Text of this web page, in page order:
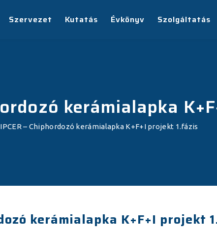
Szervezet Kutatás Évkönyv Szolgáltatás
kerámialapka
– Chiphordozó kerámialapka K+F+I projekt 1.fázis
kerámialapka K+F+I projekt